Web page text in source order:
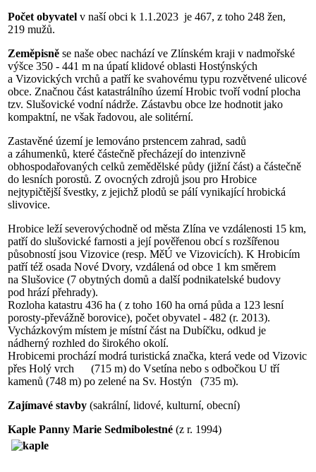
Počet obyvatel v naší obci k 1.1.2023 je 467, z toho 248 žen,
219 mužů.
Zeměpisně se naše obec nachází ve Zlínském kraji v nadmořské
výšce 350 - 441 m na úpatí klidové oblasti Hostýnských
a Vizovických vrchů a patří ke svahovému typu rozvětvené ulicové
obce. Značnou část katastrálního území Hrobic tvoří vodní plocha
tzv. Slušovické vodní nádrže. Zástavbu obce lze hodnotit jako
kompaktní, ne však řadovou, ale solitérní.
Zastavěné území je lemováno prstencem zahrad, sadů
a záhumenků, které částečně přecházejí do intenzivně
obhospodařovaných celků zemědělské půdy (jižní část) a částečně
do lesních porostů. Z ovocných zdrojů jsou pro Hrobice
nejtypičtější švestky, z jejichž plodů se pálí vynikající hrobická
slivovice.
Hrobice leží severovýchodně od města Zlína ve vzdálenosti 15 km,
patří do slušovické farnosti a její pověřenou obcí s rozšířenou
působností jsou Vizovice (resp. MěÚ ve Vizovicích). K Hrobicím
patří též osada Nové Dvory, vzdálená od obce 1 km směrem
na Slušovice (7 obytných domů a další podnikatelské budovy
pod hrází přehrady).
Rozloha katastru 436 ha ( z toho 160 ha orná půda a 123 lesní
porosty-převážně borovice), počet obyvatel - 482 (r. 2013).
Vycházkovým místem je místní část na Dubíčku, odkud je
nádherný rozhled do širokého okolí.
Hrobicemi prochází modrá turistická značka, která vede od Vizovic
přes Holý vrch (715 m) do Vsetína nebo s odbočkou U tří
kamenů (748 m) po zelené na Sv. Hostýn (735 m).
Zajímavé stavby (sakrální, lidové, kulturní, obecní)
Kaple Panny Marie Sedmibolestné (z r. 1994)